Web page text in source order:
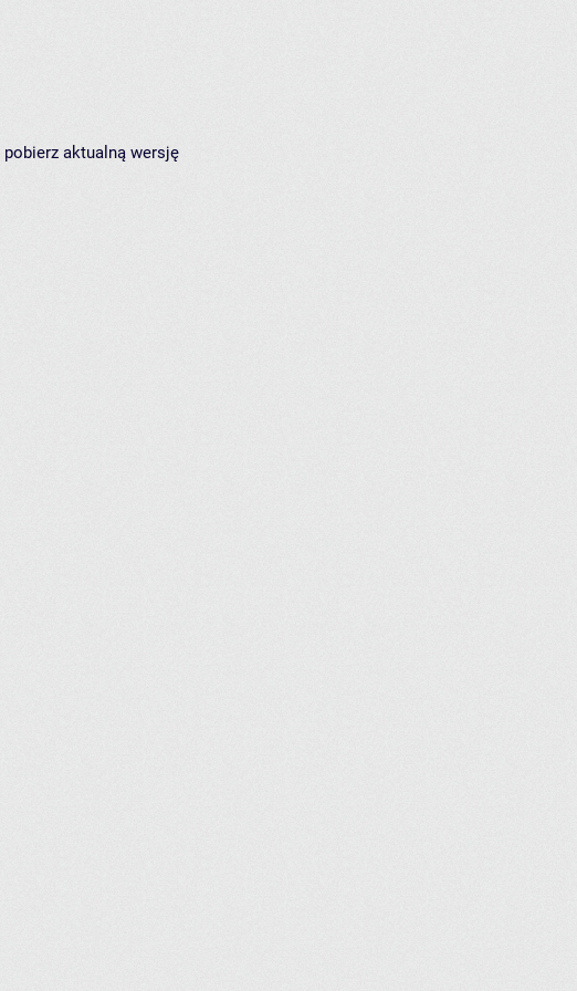
aktualną wersję